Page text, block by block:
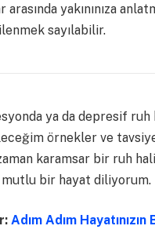
yakınınıza
sayılabilir.
ya da depresif ruh
örnekler ve
karamsar bir ruh
bir hayat diliyorum.
Adım Adım Hayatınızın